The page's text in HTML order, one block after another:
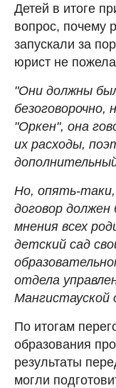
Детей в итоге
вопрос, почему
запускали за
юрист не
"Они должны
"Оркен", она
их расходы,
Но, опять-
договор
мнения всех
детский сад
отдела
Мангистауской
По итогам
образования
результаты
могли